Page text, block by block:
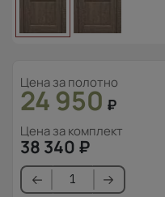
Цена за полотно
24 950 ₽
Цена за комплект
38 340 ₽